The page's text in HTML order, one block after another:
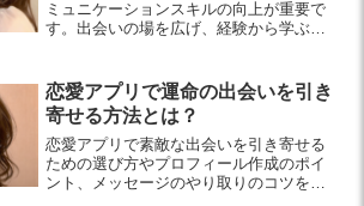
ミュニケーションスキルの向上が重要で
す。出会いの場を広げ、経験から学ぶ姿
実践してみてください！
恋愛アプリで運命の出会いを引き
寄せる方法とは？
恋愛アプリで素敵な出会いを引き寄せる
ための選び方やプロフィール作成のポイ
ント、メッセージのやり取りのコツを詳